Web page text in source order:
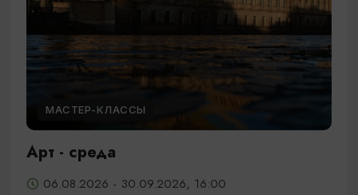
МАСТЕР-КЛАССЫ
Арт - среда
06.08.2026 - 30.09.2026, 16:00